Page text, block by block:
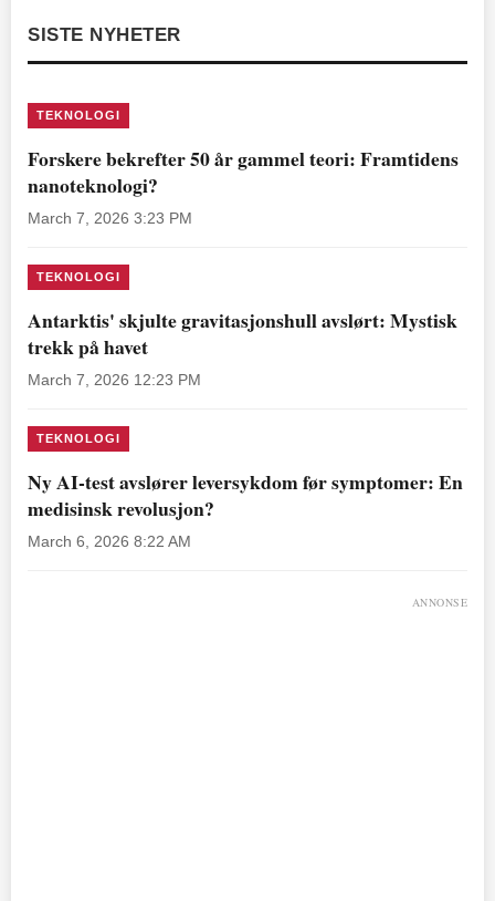
SISTE NYHETER
TEKNOLOGI
Forskere bekrefter 50 år gammel teori: Framtidens
nanoteknologi?
March 7, 2026 3:23 PM
TEKNOLOGI
Antarktis' skjulte gravitasjonshull avslørt: Mystisk
trekk på havet
March 7, 2026 12:23 PM
TEKNOLOGI
Ny AI-test avslører leversykdom før symptomer: En
medisinsk revolusjon?
March 6, 2026 8:22 AM
ANNONSE